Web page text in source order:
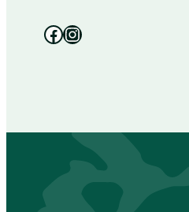
Facebook Instagram